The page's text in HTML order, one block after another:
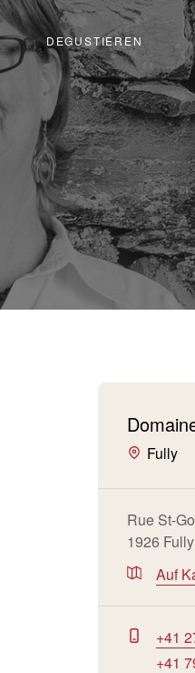
DEGUSTIEREN
Fully
Rue St-
1926 Fully
Auf
+41
+41